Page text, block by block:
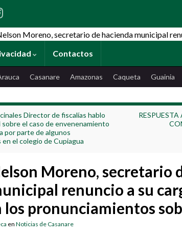
Contactos
Casanare Amazonas Caqueta Guainia
Director de fiscalías hablo
sobre el caso de envenenamiento
por parte de algunos
el colegio de Cupiagua
Moreno, secretario
renuncio a su
pronunciamientos
en Noticias de Casanare